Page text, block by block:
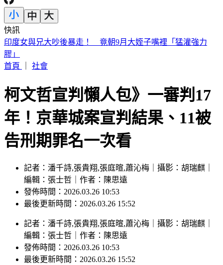
快訊
白海豚颱風「紮實雨帶」又來了！鄭明典急籲：晚上別出門
首頁
柯文哲宣判懶人包》一審判17
年！京華城案宣判結果、11被
告刑期罪名一次看
編輯：張士哲｜作者：陳思遠
發佈時間：2026.03.26 10:53
最後更新時間：2026.03.26 15:52
編輯 ： 張士哲｜作者：陳思遠
發佈時間：2026.03.26 10:53
最後更新時間：2026.03.26 15:52